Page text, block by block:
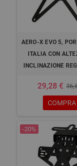
AERO-X EVO 5,
ITALIA CON
INCLINAZIONE
29,28 €
COMPRA
-20%